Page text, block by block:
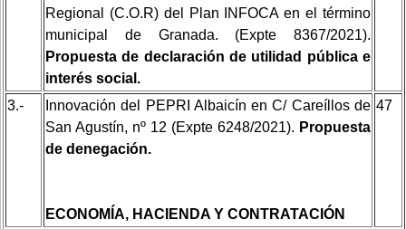
Regional (C.O.R) del Plan INFOCA en el término
municipal de Granada. (Expte 8367/2021).
Propuesta de declaración de utilidad pública e
interés social.
3.-
Innovación del PEPRI Albaicín en C/ Careíllos de
San Agustín, nº 12 (Expte 6248/2021). Propuesta
de denegación.
ECONOMÍA, HACIENDA Y CONTRATACIÓN
47